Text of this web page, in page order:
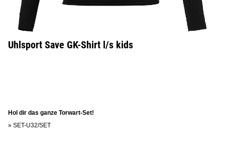
Uhlsport Save GK-Shirt l/s kids
Hol dir das ganze Torwart-Set!
» SET-U32/SET